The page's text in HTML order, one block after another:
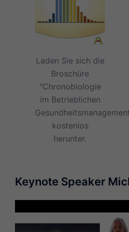
Laden Sie sich die
Broschüre
"Chronobiologie
im Betrieblichen
kostenlos
herunter.
Keynote Speaker